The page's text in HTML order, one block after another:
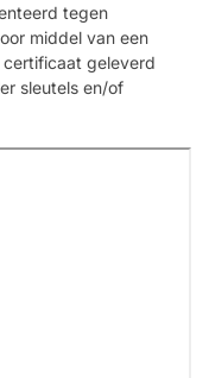
tegen
middel van een
geleverd
sleutels en/of